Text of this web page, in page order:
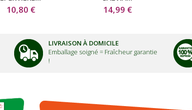
10,80 € 14,99 €
LIVRAISON À DOMICILE
Emballage soigné = Fraîcheur garantie
!